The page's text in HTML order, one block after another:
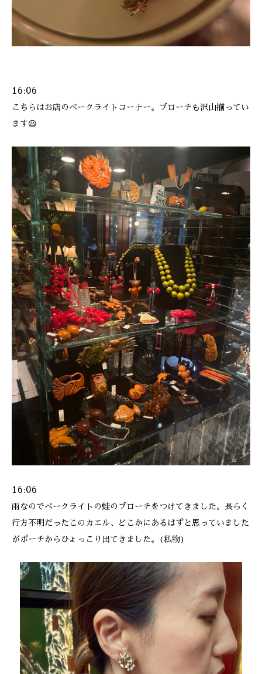
16:06
こちらはお店のベークライトコーナー。ブローチも沢山揃ってい
ます😃
16:06
雨なのでベークライトの蛙のブローチをつけてきました。長らく
行方不明だったこのカエル、どこかにあるはずと思っていました
がポーチからひょっこり出てきました。(私物)